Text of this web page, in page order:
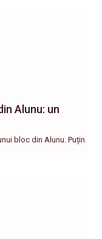
Alunu: un
bloc din Alunu. Puțin